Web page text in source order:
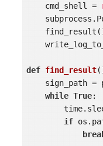
    cmd_shell =
def find_result
sign_path
while True:
if